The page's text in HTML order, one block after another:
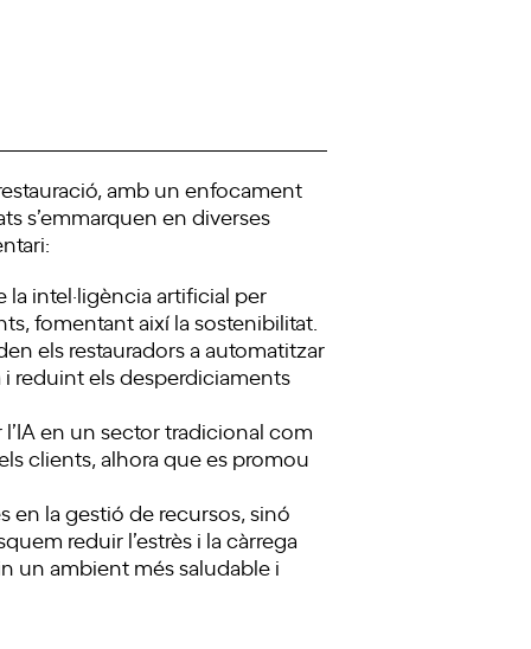
amb un enfocament
s’emmarquen en diverses
intel·ligència artificial per
fomentant així la sostenibilitat.
els restauradors a automatitzar
reduint els desperdiciaments
en un sector tradicional com
clients, alhora que es promou
en la gestió de recursos, sinó
reduir l’estrès i la càrrega
un ambient més saludable i